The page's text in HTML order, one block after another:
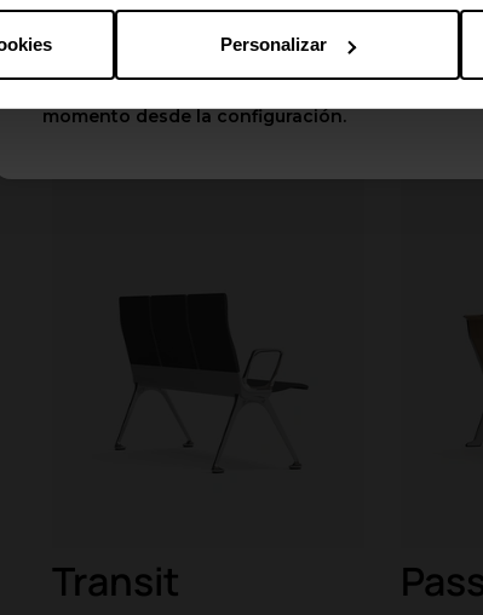
Personalizar
Galería (1)
Librerías 3D (2)
Galería
Librerías
Transit
Aplicar
momento desde la configuración.